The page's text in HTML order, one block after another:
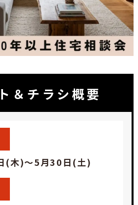
＆チラシ概要
(木)～5月30日(土)